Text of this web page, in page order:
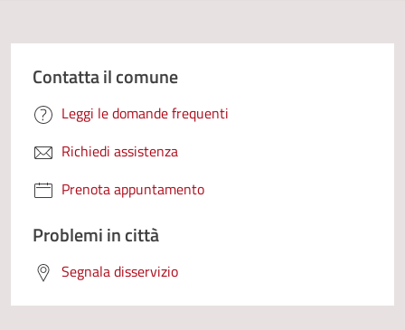
Contatta il comune
Leggi le domande frequenti
Richiedi assistenza
Prenota appuntamento
Problemi in città
Segnala disservizio